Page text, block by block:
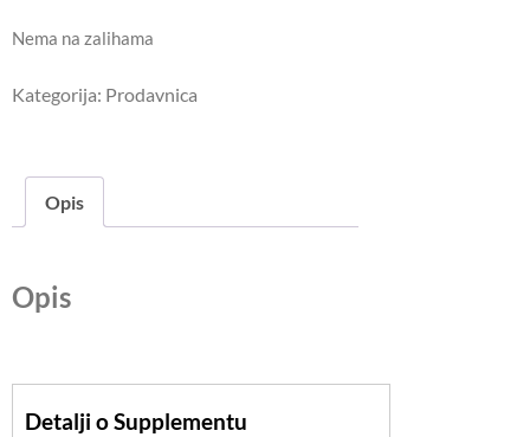
Nema na zalihama
Kategorija: Prodavnica
Opis
Opis
Detalji o Supplementu